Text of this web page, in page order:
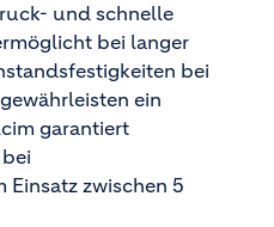
und schnelle
bei langer
bei
ein
garantiert
zwischen 5